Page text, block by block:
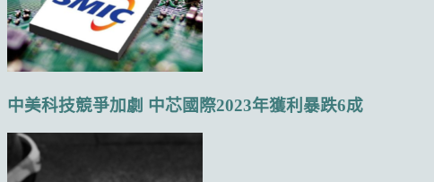
中美科技競爭加劇 中芯國際2023年獲利暴跌6成